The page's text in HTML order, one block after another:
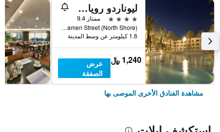
ليوناردو رويال ريزورت إيلات
4 نجوم
ممتاز 9.4
Kamen Street (North Shore), ايلات, HaDarom (Southern), اسرائيل
1.6 كيلومتر عن وسط المدينة
1,240 ﷼
عرض
الصفقة
مشاهدة الفنادق الأخرى الموصى بها